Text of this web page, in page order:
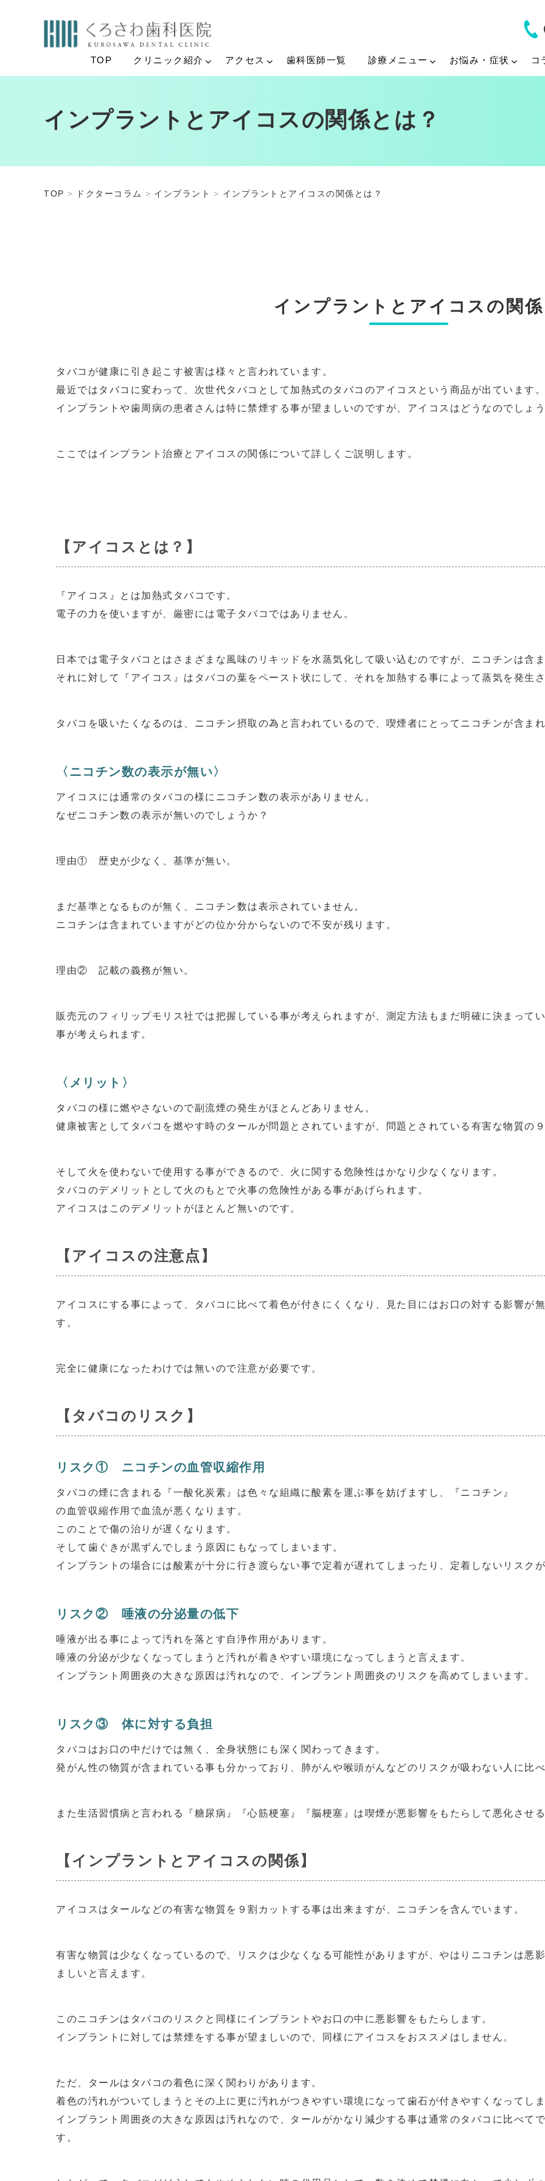
TOP クリニック紹介 アクセス 歯科医師一覧 診療メニュー お悩み・症状 コ
インプラントとアイコスの関係とは？
TOP ドクターコラム インプラント インプラントとアイコスの関係とは？
インプラントとアイコスの関係
タバコが健康に引き起こす被害は様々と言われています。
最近ではタバコに変わって、次世代タバコとして加熱式のタバコのアイコスという商品が出ています。
インプラントや歯周病の患者さんは特に禁煙する事が望ましいのですが、アイコスはどうなのでしょう
ここではインプラント治療とアイコスの関係について詳しくご説明します。
【アイコスとは？】
『アイコス』とは加熱式タバコです。
電子の力を使いますが、厳密には電子タバコではありません。
日本では電子タバコとはさまざまな風味のリキッドを水蒸気化して吸い込むのですが、ニコチンは含
それに対して『アイコス』はタバコの葉をペースト状にして、それを加熱する事によって蒸気を発生
タバコを吸いたくなるのは、ニコチン摂取の為と言われているので、喫煙者にとってニコチンが含ま
〈ニコチン数の表示が無い〉
アイコスには通常のタバコの様にニコチン数の表示がありません。
なぜニコチン数の表示が無いのでしょうか？
理由① 歴史が少なく、基準が無い。
まだ基準となるものが無く、ニコチン数は表示されていません。
ニコチンは含まれていますがどの位か分からないので不安が残ります。
理由② 記載の義務が無い。
販売元のフィリップモリス社では把握している事が考えられますが、測定方法もまだ明確に決まって
事が考えられます。
〈メリット〉
タバコの様に燃やさないので副流煙の発生がほとんどありません。
健康被害としてタバコを燃やす時のタールが問題とされていますが、問題とされている有害な物質の
そして火を使わないで使用する事ができるので、火に関する危険性はかなり少なくなります。
タバコのデメリットとして火のもとで火事の危険性がある事があげられます。
アイコスはこのデメリットがほとんど無いのです。
【アイコスの注意点】
アイコスにする事によって、タバコに比べて着色が付きにくくなり、見た目にはお口の対する影響が
す。
完全に健康になったわけでは無いので注意が必要です。
【タバコのリスク】
リスク① ニコチンの血管収縮作用
タバコの煙に含まれる『一酸化炭素』は色々な組織に酸素を運ぶ事を妨げますし、『ニコチン』
の血管収縮作用で血流が悪くなります。
このことで傷の治りが遅くなります。
そして歯ぐきが黒ずんでしまう原因にもなってしまいます。
インプラントの場合には酸素が十分に行き渡らない事で定着が遅れてしまったり、定着しないリスク
リスク② 唾液の分泌量の低下
唾液が出る事によって汚れを落とす自浄作用があります。
唾液の分泌が少なくなってしまうと汚れが着きやすい環境になってしまうと言えます。
インプラント周囲炎の大きな原因は汚れなので、インプラント周囲炎のリスクを高めてしまいます。
リスク③ 体に対する負担
タバコはお口の中だけでは無く、全身状態にも深く関わってきます。
発がん性の物質が含まれている事も分かっており、肺がんや喉頭がんなどのリスクが吸わない人に比べ
また生活習慣病と言われる『糖尿病』『心筋梗塞』『脳梗塞』は喫煙が悪影響をもたらして悪化させ
【インプラントとアイコスの関係】
アイコスはタールなどの有害な物質を９割カットする事は出来ますが、ニコチンを含んでいます。
有害な物質は少なくなっているので、リスクは少なくなる可能性がありますが、やはりニコチンは悪
ましいと言えます。
このニコチンはタバコのリスクと同様にインプラントやお口の中に悪影響をもたらします。
インプラントに対しては禁煙をする事が望ましいので、同様にアイコスをおススメはしません。
ただ、タールはタバコの着色に深く関わりがあります。
着色の汚れがついてしまうとその上に更に汚れがつきやすい環境になって歯石が付きやすくなってしま
インプラント周囲炎の大きな原因は汚れなので、タールがかなり減少する事は通常のタバコに比べて
す。